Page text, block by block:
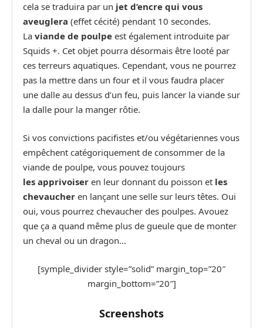
cela se traduira par un jet d’encre qui vous
aveuglera (effet cécité) pendant 10 secondes.
La viande de poulpe est également introduite par
Squids +. Cet objet pourra désormais être looté par
ces terreurs aquatiques. Cependant, vous ne pourrez
pas la mettre dans un four et il vous faudra placer
une dalle au dessus d’un feu, puis lancer la viande sur
la dalle pour la manger rôtie.
Si vos convictions pacifistes et/ou végétariennes vous
empêchent catégoriquement de consommer de la
viande de poulpe, vous pouvez toujours
les apprivoiser en leur donnant du poisson et les
chevaucher en lançant une selle sur leurs têtes. Oui
oui, vous pourrez chevaucher des poulpes. Avouez
que ça a quand même plus de gueule que de monter
un cheval ou un dragon…
[symple_divider style=”solid” margin_top=”20″
margin_bottom=”20″]
Screenshots